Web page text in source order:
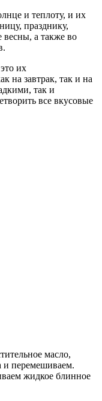
и теплоту, и их
празднику,
а также во
их
на завтрак, так и на
так и
все вкусовые
масло,
и перемешиваем.
жидкое блинное